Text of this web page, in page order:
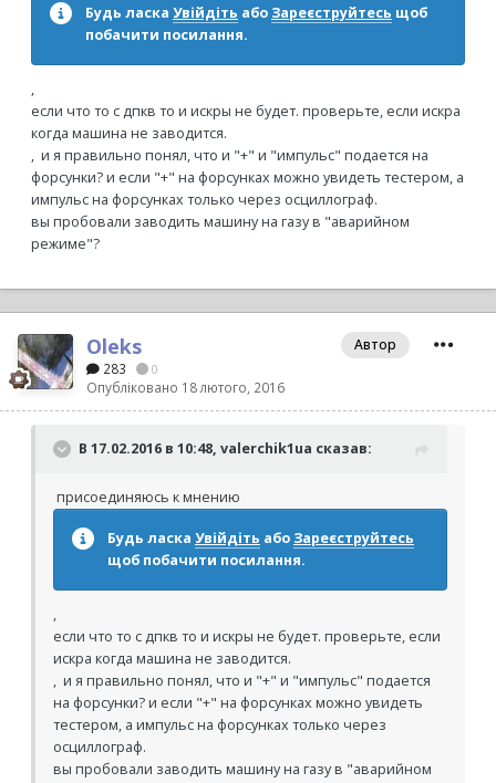
Будь ласка Увійдіть або Зареєструйтесь щоб
побачити посилання.
,
если что то с дпкв то и искры не будет. проверьте, если искра
когда машина не заводится.
, и я правильно понял, что и "+" и "импульс" подается на
форсунки? и если "+" на форсунках можно увидеть тестером, а
импульс на форсунках только через осциллограф.
вы пробовали заводить машину на газу в "аварийном
режиме"?
Oleks
283 0
Опубліковано 18 лютого, 2016
Автор
В 17.02.2016 в 10:48, valerchik1ua сказав:
присоединяюсь к мнению
Будь ласка Увійдіть або Зареєструйтесь
щоб побачити посилання.
,
если что то с дпкв то и искры не будет. проверьте, если
искра когда машина не заводится.
, и я правильно понял, что и "+" и "импульс" подается
на форсунки? и если "+" на форсунках можно увидеть
тестером, а импульс на форсунках только через
осциллограф.
вы пробовали заводить машину на газу в "аварийном